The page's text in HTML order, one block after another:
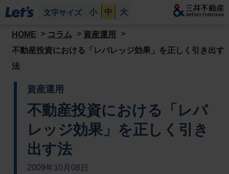
文字サイズ 小 中 大
HOME コラム
資産運用
不動産投資における「レバレッジ効果」を正しく引き出す
法
資産運用
不動産投資における「レバ
レッジ効果」を正しく引き
出す法
2009年10月08日